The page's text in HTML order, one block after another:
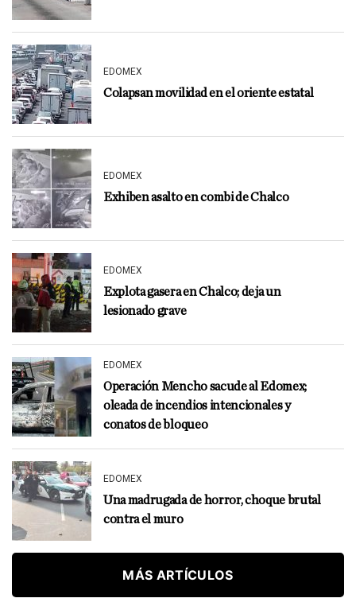
EDOMEX
Colapsan movilidad en el oriente estatal
EDOMEX
Exhiben asalto en combi de Chalco
EDOMEX
Explota gasera en Chalco; deja un
lesionado grave
EDOMEX
Operación Mencho sacude al Edomex;
oleada de incendios intencionales y
conatos de bloqueo
EDOMEX
Una madrugada de horror, choque brutal
contra el muro
MÁS ARTÍCULOS